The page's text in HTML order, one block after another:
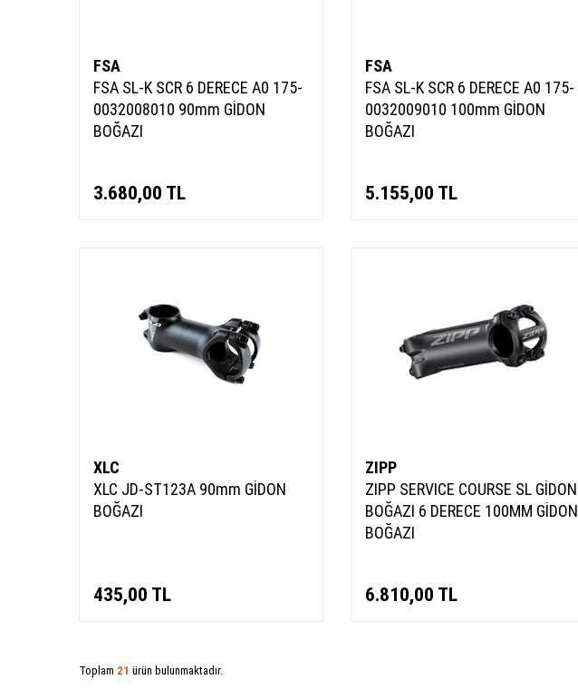
FSA
FSA SL-K SCR 6 DERECE A0 175-
0032008010 90mm GİDON
BOĞAZI
3.680,00 TL
FSA
FSA SL-K SCR 6 DERECE A0 175-
0032009010 100mm GİDON
BOĞAZI
5.155,00 TL
XLC
XLC JD-ST123A 90mm GİDON
BOĞAZI
435,00 TL
ZIPP
ZIPP SERVICE COURSE SL GİDON
BOĞAZI 6 DERECE 100MM GİDON
BOĞAZI
6.810,00 TL
Toplam 21 ürün bulunmaktadır.